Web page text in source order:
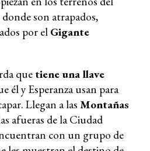
donde son atrapados,
por elGigante
quetiene una llave
él y Esperanza usan para
Llegan a las Montañas
afueras de la Ciudad
con un grupo de